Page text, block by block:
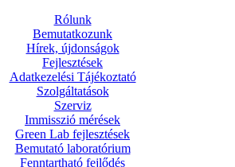
Rólunk
Bemutatkozunk
Hírek, újdonságok
Fejlesztések
Adatkezelési Tájékoztató
Szolgáltatások
Szerviz
Immisszió mérések
Green Lab fejlesztések
Bemutató laboratórium
Fenntartható fejlődés